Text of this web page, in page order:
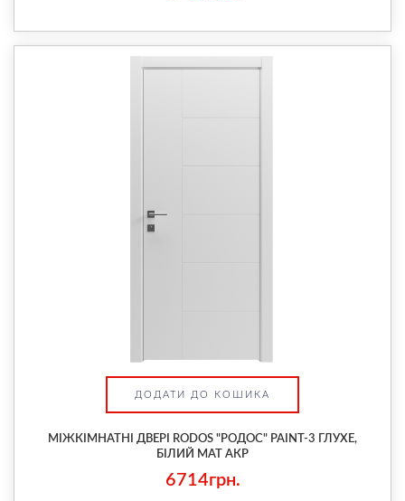
ДОДАТИ ДО КОШИКА
МІЖКІМНАТНІ ДВЕРІ RODOS "РОДОС" PAINT-3 ГЛУХЕ,
БІЛИЙ МАТ АКР
6714грн.